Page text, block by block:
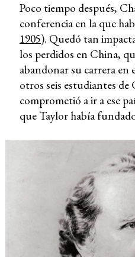
Poco tiempo después,
conferencia en la que
1905). Quedó tan
los perdidos en China,
abandonar su carrera
otros seis estudiantes de
comprometió a ir a ese
que Taylor había